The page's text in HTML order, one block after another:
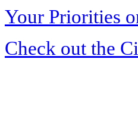
Your Priorities
Check out the